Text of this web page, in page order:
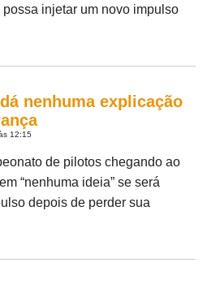
injetar um novo impulso
nenhuma explicação
12:15
de pilotos chegando ao
“nenhuma ideia” se será
depois de perder sua